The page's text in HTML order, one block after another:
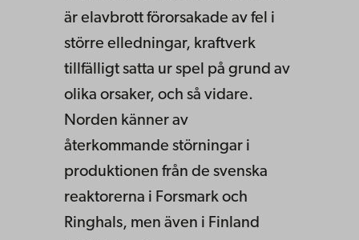
är elavbrott förorsakade av fel i
större elledningar, kraftverk
tillfälligt satta ur spel på grund av
olika orsaker, och så vidare.
Norden känner av
återkommande störningar i
produktionen från de svenska
reaktorerna i Forsmark och
Ringhals, men även i Finland